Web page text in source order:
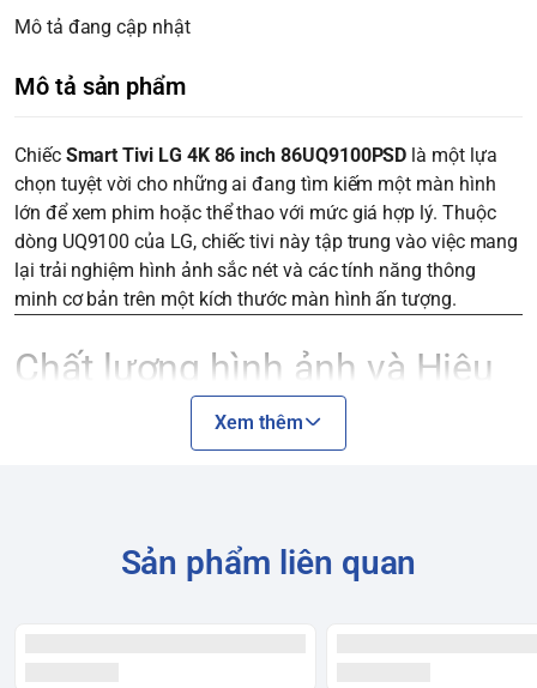
Mô tả đang cập nhật
Mô tả sản phẩm
Chiếc Smart Tivi LG 4K 86 inch 86UQ9100PSD là một lựa
chọn tuyệt vời cho những ai đang tìm kiếm một màn hình
lớn để xem phim hoặc thể thao với mức giá hợp lý. Thuộc
dòng UQ9100 của LG, chiếc tivi này tập trung vào việc mang
lại trải nghiệm hình ảnh sắc nét và các tính năng thông
minh cơ bản trên một kích thước màn hình ấn tượng.
Chất lượng hình ảnh và Hiệu
Bộ xử lý AI α5 Gen5
: Bộ xử lý này là "bộ não" của tivi, có khả
năng phân tích và tối ưu hóa hình ảnh cũng như âm thanh.
Xem thêm
Sản phẩm liên quan